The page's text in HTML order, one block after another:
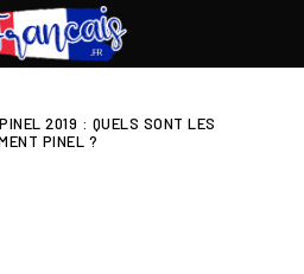
2019 : QUELS SONT LES
PINEL ?